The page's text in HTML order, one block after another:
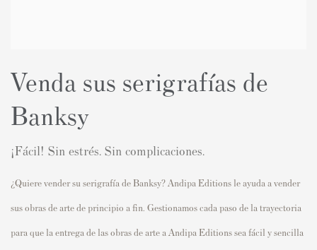
Venda sus serigrafías de
Banksy
¡Fácil! Sin estrés. Sin complicaciones.
¿Quiere vender su serigrafía de Banksy? Andipa Editions le ayuda a vender
sus obras de arte de principio a fin. Gestionamos cada paso de la trayectoria
para que la entrega de las obras de arte a Andipa Editions sea fácil y sencilla